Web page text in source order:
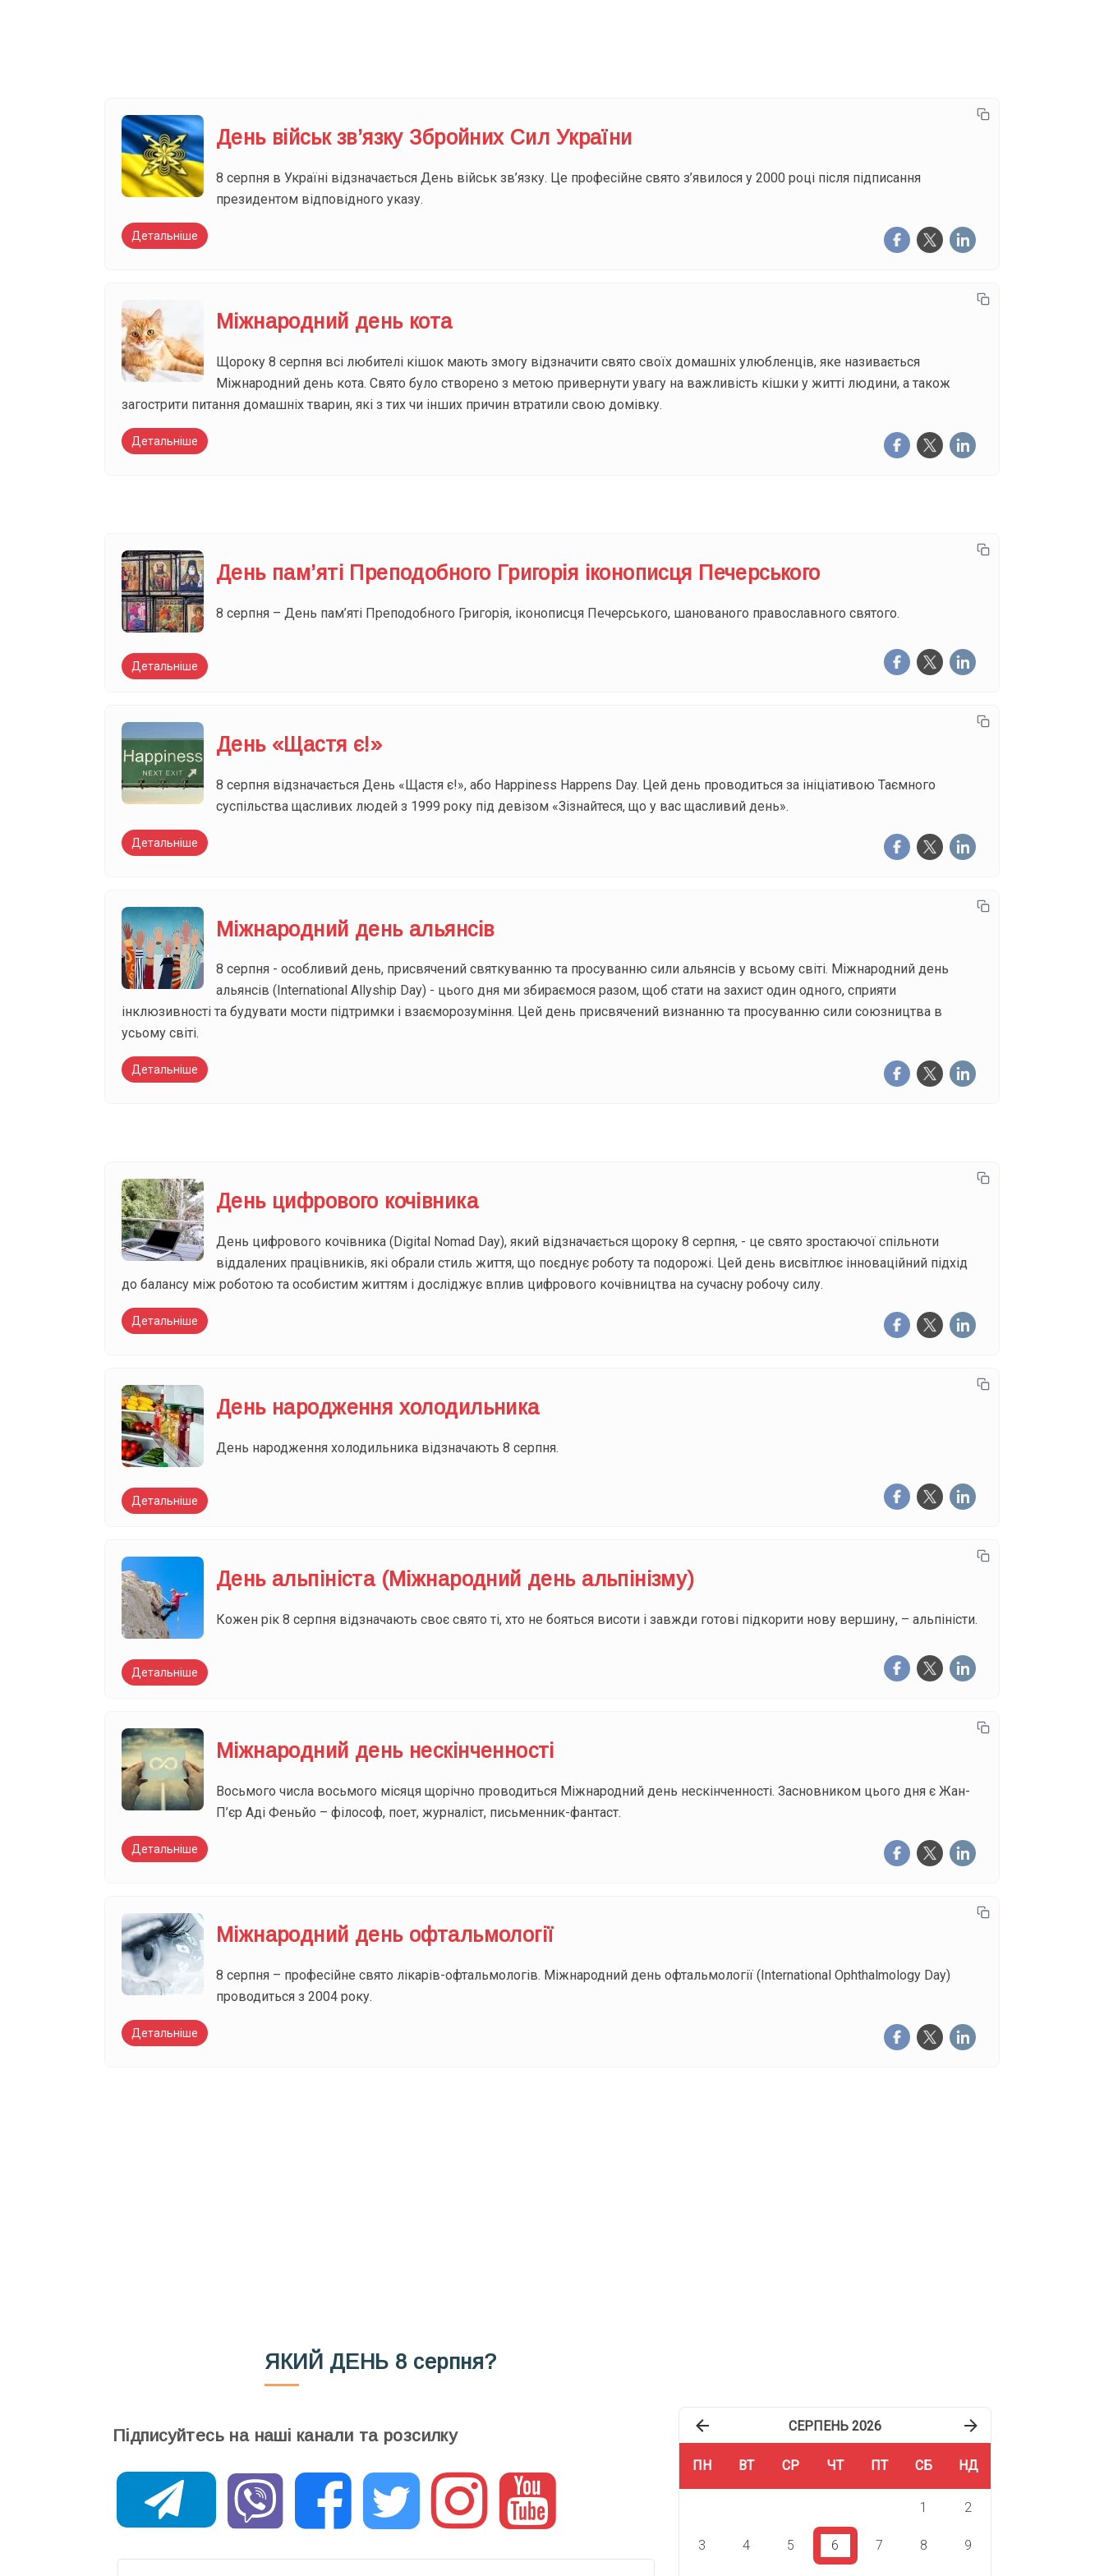
День військ зв’язку Збройних Сил України
8 серпня в Україні відзначається День військ зв’язку. Це професійне свято з’явилося у 2000 році після підписання
президентом відповідного указу.
Детальніше
Міжнародний день кота
Щороку 8 серпня всі любителі кішок мають змогу відзначити свято своїх домашніх улюбленців, яке називається
Міжнародний день кота. Свято було створено з метою привернути увагу на важливість кішки у житті людини, а також
загострити питання домашніх тварин, які з тих чи інших причин втратили свою домівку.
Детальніше
День пам’яті Преподобного Григорія іконописця Печерського
8 серпня – День пам’яті Преподобного Григорія, іконописця Печерського, шанованого православного святого.
Детальніше
День «Щастя є!»
8 серпня відзначається День «Щастя є!», або Happiness Happens Day. Цей день проводиться за ініціативою Таємного
суспільства щасливих людей з 1999 року під девізом «Зізнайтеся, що у вас щасливий день».
Детальніше
Міжнародний день альянсів
8 серпня - особливий день, присвячений святкуванню та просуванню сили альянсів у всьому світі. Міжнародний день
альянсів (International Allyship Day) - цього дня ми збираємося разом, щоб стати на захист один одного, сприяти
інклюзивності та будувати мости підтримки і взаєморозуміння. Цей день присвячений визнанню та просуванню сили союзництва в
усьому світі.
Детальніше
День цифрового кочівника
День цифрового кочівника (Digital Nomad Day), який відзначається щороку 8 серпня, - це свято зростаючої спільноти
віддалених працівників, які обрали стиль життя, що поєднує роботу та подорожі. Цей день висвітлює інноваційний підхід
до балансу між роботою та особистим життям і досліджує вплив цифрового кочівництва на сучасну робочу силу.
Детальніше
День народження холодильника
День народження холодильника відзначають 8 серпня.
Детальніше
День альпініста (Міжнародний день альпінізму)
Кожен рік 8 серпня відзначають своє свято ті, хто не бояться висоти і завжди готові підкорити нову вершину, – альпіністи.
Детальніше
Міжнародний день нескінченності
Восьмого числа восьмого місяця щорічно проводиться Міжнародний день нескінченності. Засновником цього дня є Жан-
П’єр Аді Феньйо – філософ, поет, журналіст, письменник-фантаст.
Детальніше
Міжнародний день офтальмології
8 серпня – професійне свято лікарів-офтальмологів. Міжнародний день офтальмології (International Ophthalmology Day)
проводиться з 2004 року.
Детальніше
ЯКИЙ ДЕНЬ 8 серпня?
Підписуйтесь на наші канали та розсилку СЕРПЕНЬ 2026
ПН ВТ СР ЧТ ПТ СБ НД
1 2
3 4 5 6 7 8 9